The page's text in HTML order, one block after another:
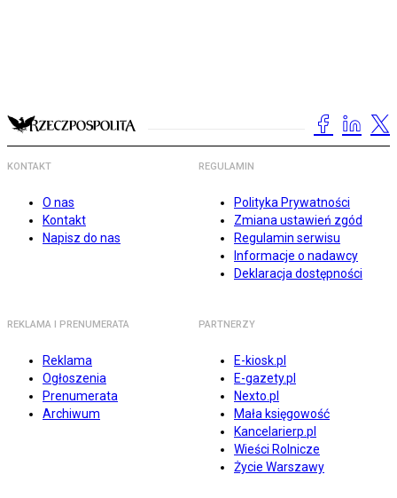
KONTAKT
O nas
Kontakt
Napisz do nas
REGULAMIN
Polityka Prywatności
Zmiana ustawień zgód
Regulamin serwisu
Informacje o nadawcy
Deklaracja dostępności
REKLAMA I PRENUMERATA
Reklama
Ogłoszenia
Prenumerata
Archiwum
PARTNERZY
E-kiosk.pl
E-gazety.pl
Nexto.pl
Mała księgowość
Kancelarierp.pl
Wieści Rolnicze
Życie Warszawy